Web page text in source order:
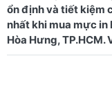
ổn định và tiết kiệm
nhất khi mua mực in